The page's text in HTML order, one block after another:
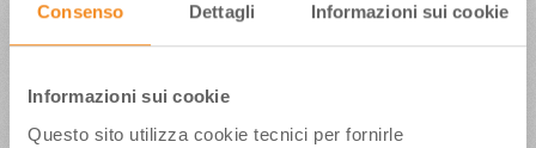
Consenso Dettagli Informazioni sui cookie
Informazioni sui cookie
Questo sito utilizza cookie tecnici per fornirle